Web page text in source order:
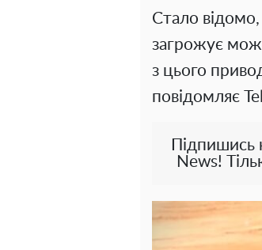
Стало
загрожує
з цього
повідомляє
Підпишись
News!